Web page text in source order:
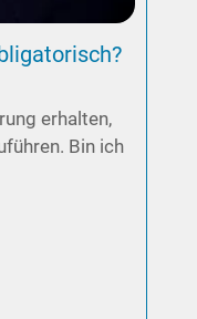
erhalten,
Bin ich